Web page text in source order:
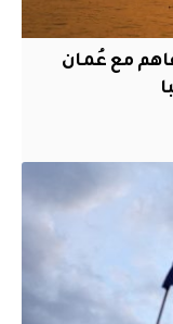
مع عُمان